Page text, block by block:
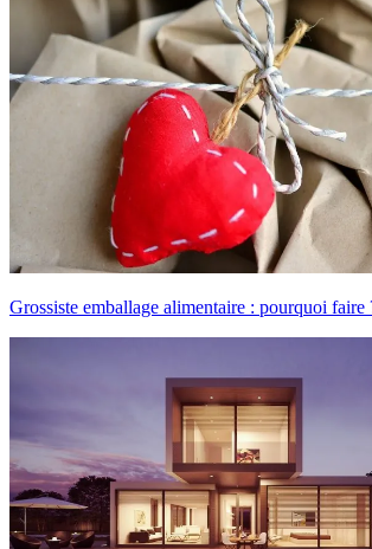
Grossiste emballage alimentaire : pourquoi faire